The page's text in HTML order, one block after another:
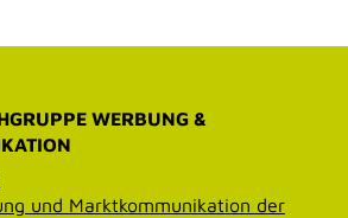
WERBUNG &
und Marktkommunikation der